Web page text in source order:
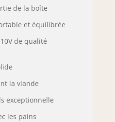
de la boîte
et équilibrée
de qualité
la viande
exceptionnelle
les pains